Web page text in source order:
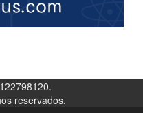
reservados.